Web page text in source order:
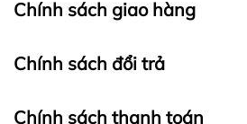
Chính sách giao hàng
Chính sách vận
Chính sách đổi trả
Chính sách thanh toán